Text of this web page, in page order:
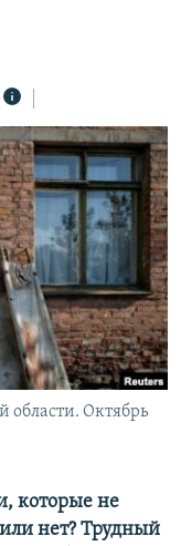
области. Октябрь
которые не
нет? Трудный